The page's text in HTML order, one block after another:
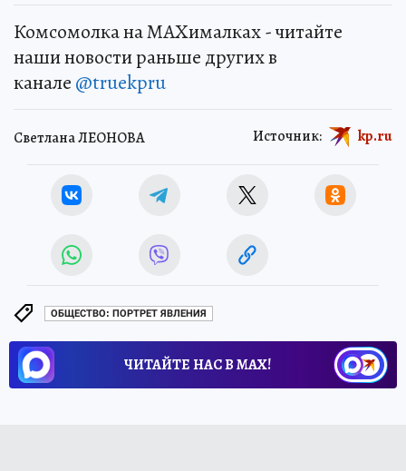
Комсомолка на MAXималках - читайте
наши новости раньше других в
канале @truekpru
Светлана ЛЕОНОВА Источник: kp.ru
ОБЩЕСТВО: ПОРТРЕТ ЯВЛЕНИЯ
ЧИТАЙТЕ НАС В МАХ!